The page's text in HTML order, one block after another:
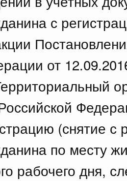
с
от
(снятие с
по месту
рабочего дня,